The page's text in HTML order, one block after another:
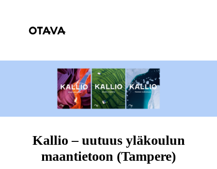
Kallio – uutuus yläkoulun
maantietoon (Tampere)